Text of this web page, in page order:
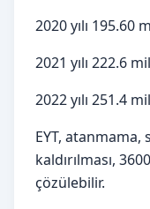
2020 yılı 195.60
2021 yılı 222.6
2022 yılı 251.4
EYT, atanmama,
kaldırılması,
çözülebilir.